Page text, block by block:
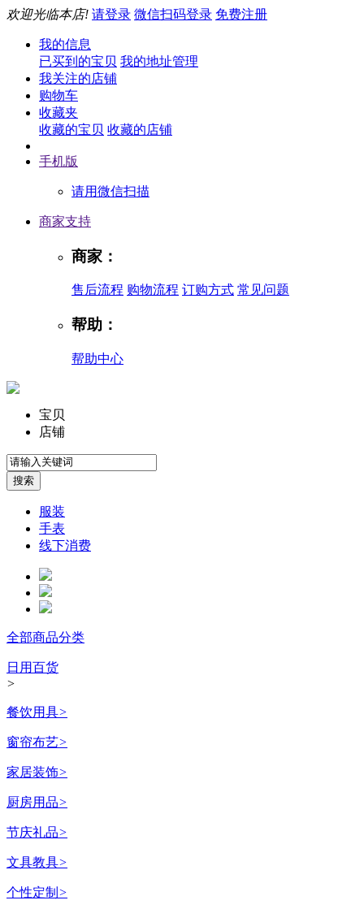
欢迎光临本店! 请登录 微信扫码登录 免费注册
我的信息
已买到的宝贝 我的地址管理
我关注的店铺
购物车
收藏夹
收藏的宝贝 收藏的店铺
手机版
请用微信扫描
商家支持
商家：
售后流程 购物流程 订购方式 常见问题
帮助：
帮助中心
宝贝
店铺
服装
手表
线下消费
全部商品分类
日用百货
>
餐饮用具>
窗帘布艺>
家居装饰>
厨房用品>
节庆礼品>
文具教具>
个性定制 >